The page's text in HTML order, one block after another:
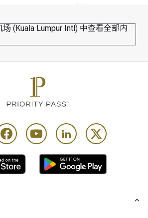
(Kuala Lumpur Intl) 中查看全部内